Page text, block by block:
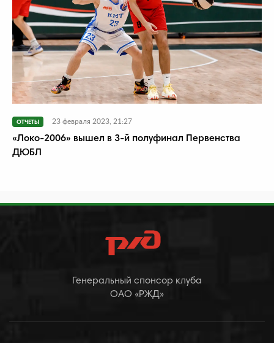
ОТЧЕТЫ 23 февраля 2023, 21:27
«Локо-2006» вышел в 3-й полуфинал Первенства
ДЮБЛ
Генеральный спонсор клуба
ОАО «РЖД»